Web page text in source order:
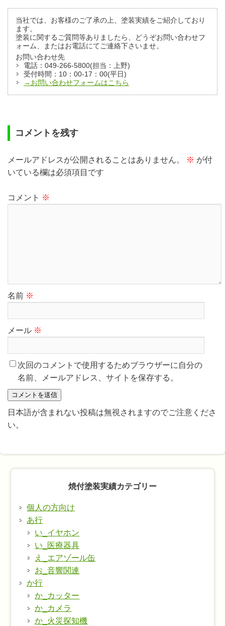
当社では、お客様のご了承の上、塗装実績をご紹介しており
ます。
塗装に関するご質問等ありましたら、どうぞお問い合わせフ
ォーム、またはお電話にてご連絡下さいませ。
お問い合わせ先
電話：049-266-5800(担当：上野)
受付時間：10：00-17：00(平日)
→お問い合わせフォームはこちら
コメントを残す
メールアドレスが公開されることはありません。 ※ が付
いている欄は必須項目です
コメント ※
名前 ※
メール ※
次回のコメントで使用するためブラウザーに自分の
名前、メールアドレス、サイトを保存する。
日本語が含まれない投稿は無視されますのでご注意くださ
い。
焼付塗装実績カテゴリー
個人の方向け
あ行
い_イヤホン
い_医療器具
え_エアゾール缶
お_音響関連
か行
か_カッター
か_カメラ
か_火災探知機